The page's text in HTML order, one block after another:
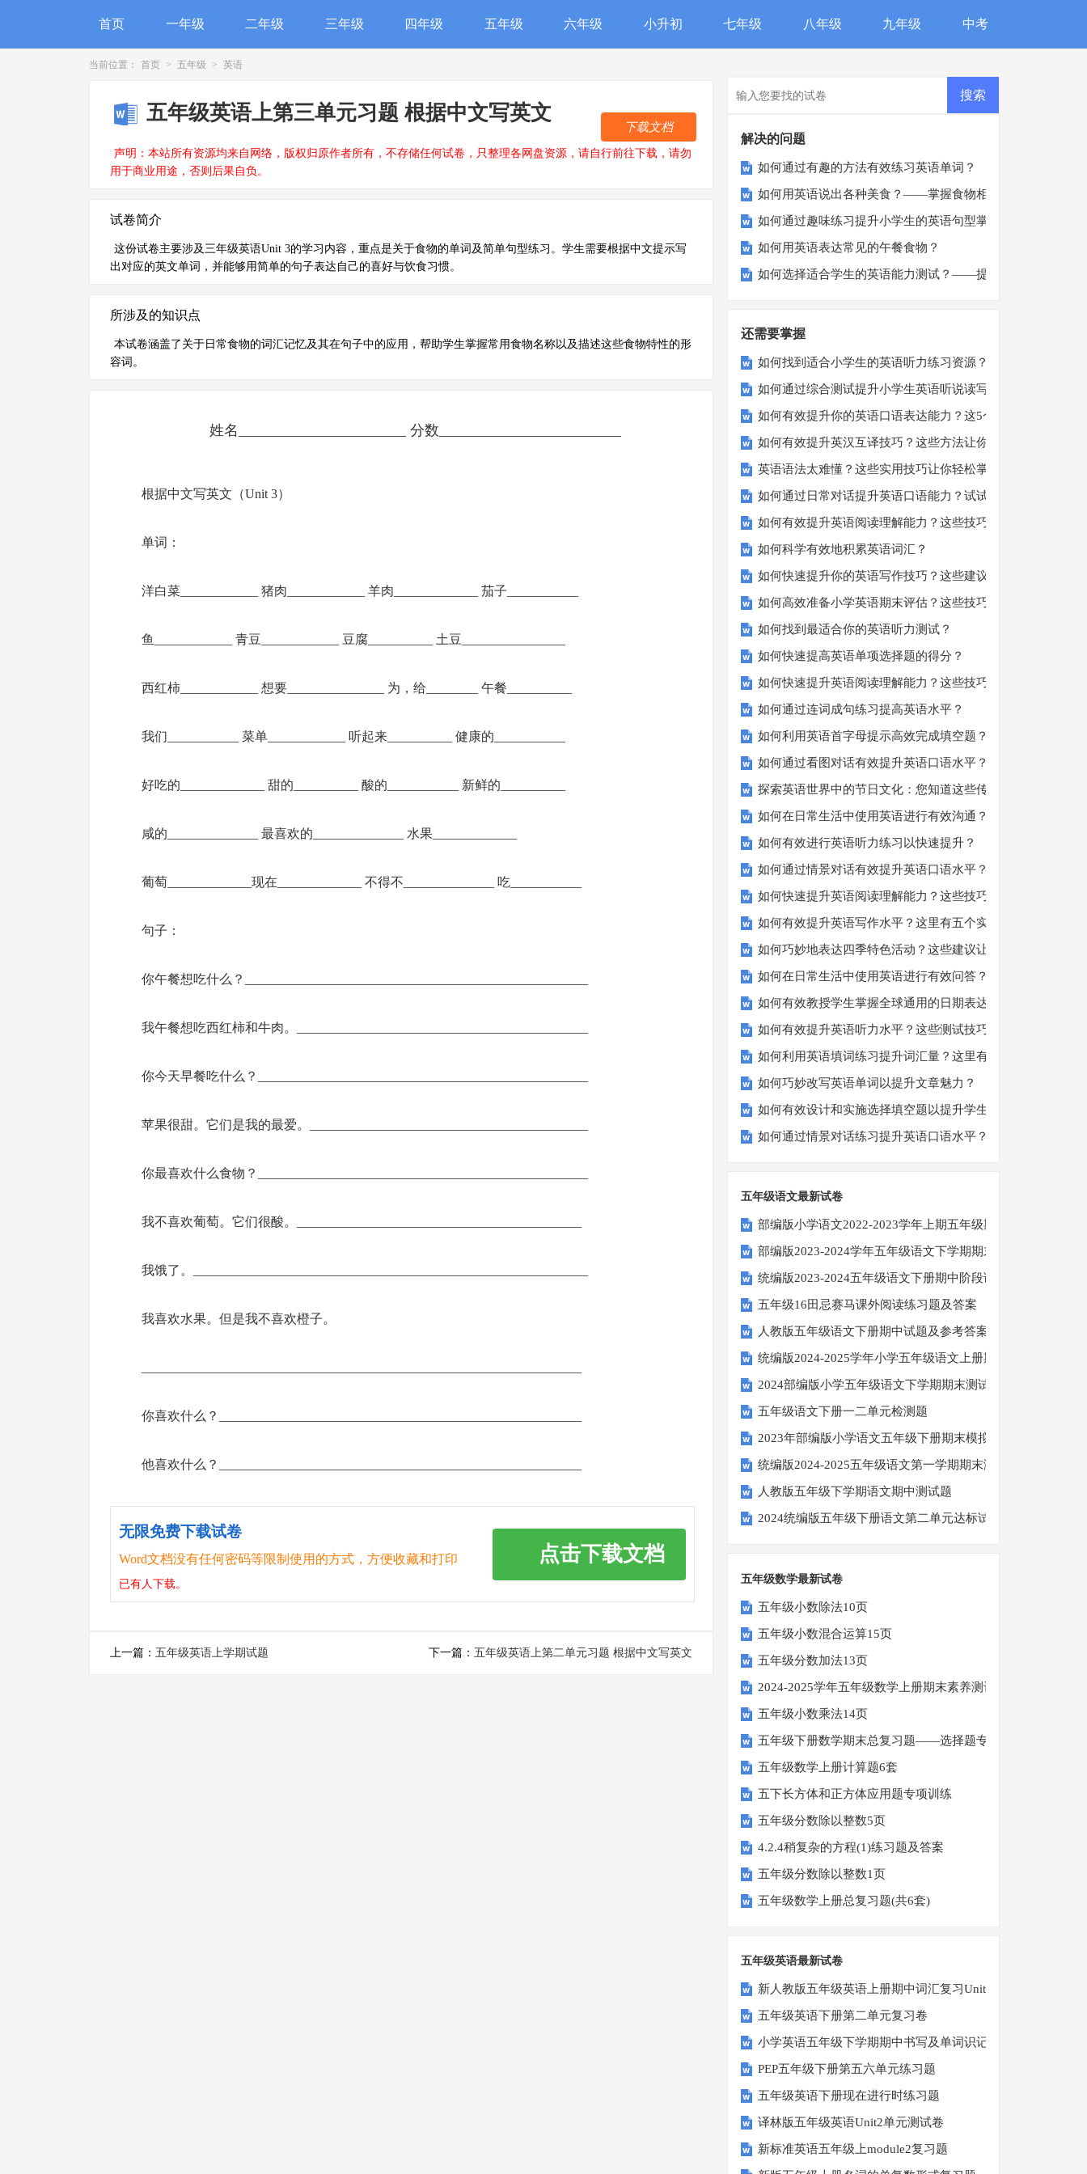
首页 一年级 二年级 三年级 四年级 五年级 六年级 小升初 七年级 八年级 九年级 中考
当前位置： 首页 > 五年级 > 英语
五年级英语上第三单元习题 根据中文写英文
声明：本站所有资源均来自网络，版权归原作者所有，不存储任何试卷，只整理各网盘资源，请自行前往下载，请勿
用于商业用途，否则后果自负。
下载文档
试卷简介
这份试卷主要涉及三年级英语Unit 3的学习内容，重点是关于食物的单词及简单句型练习。学生需要根据中文提示写
出对应的英文单词，并能够用简单的句子表达自己的喜好与饮食习惯。
所涉及的知识点
本试卷涵盖了关于日常食物的词汇记忆及其在句子中的应用，帮助学生掌握常用食物名称以及描述这些食物特性的形
容词。
姓名_______________________ 分数_________________________
根据中文写英文（Unit 3）
单词：
洋白菜____________ 猪肉____________ 羊肉_____________ 茄子___________
鱼____________ 青豆____________ 豆腐__________ 土豆________________
西红柿____________ 想要_______________ 为，给________ 午餐__________
我们___________ 菜单____________ 听起来__________ 健康的___________
好吃的_____________ 甜的__________ 酸的___________ 新鲜的__________
咸的______________ 最喜欢的______________ 水果_____________
葡萄_____________现在_____________ 不得不______________ 吃___________
句子：
你午餐想吃什么？_____________________________________________________
我午餐想吃西红柿和牛肉。_____________________________________________
你今天早餐吃什么？___________________________________________________
苹果很甜。它们是我的最爱。___________________________________________
你最喜欢什么食物？___________________________________________________
我不喜欢葡萄。它们很酸。____________________________________________
我饿了。_____________________________________________________________
我喜欢水果。但是我不喜欢橙子。
你喜欢什么？________________________________________________________
他喜欢什么？________________________________________________________
无限免费下载试卷
Word文档没有任何密码等限制使用的方式，方便收藏和打印
已有人下载。
点击下载文档
上一篇： 五年级英语上学期试题 下一篇： 五年级英语上第二单元习题 根据中文写英文
解决的问题
如何通过有趣的方法有效练习英语单词？
如何用英语说出各种美食？——掌握食物相关英语表达
如何通过趣味练习提升小学生的英语句型掌握能力？
如何用英语表达常见的午餐食物？
如何选择适合学生的英语能力测试？——提升英语技能的关
还需要掌握
如何找到适合小学生的英语听力练习资源？
如何通过综合测试提升小学生英语听说读写技能？
如何有效提升你的英语口语表达能力？这5个技巧让你说一口
如何有效提升英汉互译技巧？这些方法让你翻译更精准！
英语语法太难懂？这些实用技巧让你轻松掌握！
如何通过日常对话提升英语口语能力？试试这5个方法！
如何有效提升英语阅读理解能力？这些技巧让你事半功倍！
如何科学有效地积累英语词汇？
如何快速提升你的英语写作技巧？这些建议助你一臂之力
如何高效准备小学英语期末评估？这些技巧助你轻松过关！
如何找到最适合你的英语听力测试？
如何快速提高英语单项选择题的得分？
如何快速提升英语阅读理解能力？这些技巧你必须知道！
如何通过连词成句练习提高英语水平？
如何利用英语首字母提示高效完成填空题？
如何通过看图对话有效提升英语口语水平？
探索英语世界中的节日文化：您知道这些传统吗？
如何在日常生活中使用英语进行有效沟通？——实用英语口
如何有效进行英语听力练习以快速提升？
如何通过情景对话有效提升英语口语水平？
如何快速提升英语阅读理解能力？这些技巧你必须知道！
如何有效提升英语写作水平？这里有五个实用建议！
如何巧妙地表达四季特色活动？这些建议让您的活动更加丰
如何在日常生活中使用英语进行有效问答？——实用技巧分享
如何有效教授学生掌握全球通用的日期表达？
如何有效提升英语听力水平？这些测试技巧要知道！
如何利用英语填词练习提升词汇量？这里有5个高效方法值得
如何巧妙改写英语单词以提升文章魅力？
如何有效设计和实施选择填空题以提升学生学习效果？
如何通过情景对话练习提升英语口语水平？
五年级语文最新试卷
部编版小学语文2022-2023学年上期五年级期末试题
部编版2023-2024学年五年级语文下学期期末考前质量冲刺卷
统编版2023-2024五年级语文下册期中阶段调研卷
五年级16田忌赛马课外阅读练习题及答案
人教版五年级语文下册期中试题及参考答案
统编版2024-2025学年小学五年级语文上册期中试卷
2024部编版小学五年级语文下学期期末测试卷
五年级语文下册一二单元检测题
2023年部编版小学语文五年级下册期末模拟题
统编版2024-2025五年级语文第一学期期末测试卷
人教版五年级下学期语文期中测试题
2024统编版五年级下册语文第二单元达标试题
五年级数学最新试卷
五年级小数除法10页
五年级小数混合运算15页
五年级分数加法13页
2024-2025学年五年级数学上册期末素养测评卷（考试版A4
五年级小数乘法14页
五年级下册数学期末总复习题——选择题专项练习
五年级数学上册计算题6套
五下长方体和正方体应用题专项训练
五年级分数除以整数5页
4.2.4稍复杂的方程(1)练习题及答案
五年级分数除以整数1页
五年级数学上册总复习题(共6套)
五年级英语最新试卷
新人教版五年级英语上册期中词汇复习Unit1-Unit3
五年级英语下册第二单元复习卷
小学英语五年级下学期期中书写及单词识记测试卷
PEP五年级下册第五六单元练习题
五年级英语下册现在进行时练习题
译林版五年级英语Unit2单元测试卷
新标准英语五年级上module2复习题